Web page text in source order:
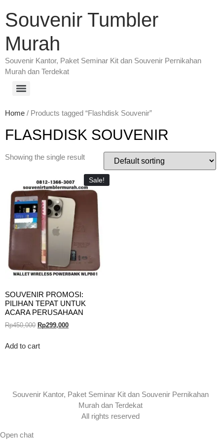
Souvenir Tumbler
Murah
Souvenir Kantor, Paket Seminar Kit dan Souvenir Pernikahan
Murah dan Terdekat
Home / Products tagged “Flashdisk Souvenir”
FLASHDISK SOUVENIR
Showing the single result
Sale!
SOUVENIR PROMOSI:
PILIHAN TEPAT UNTUK
ACARA PERUSAHAAN
Rp450,000 Rp299,000
Add to cart
Souvenir Kantor, Paket Seminar Kit dan Souvenir Pernikahan
Murah dan Terdekat
All rights reserved
Open chat